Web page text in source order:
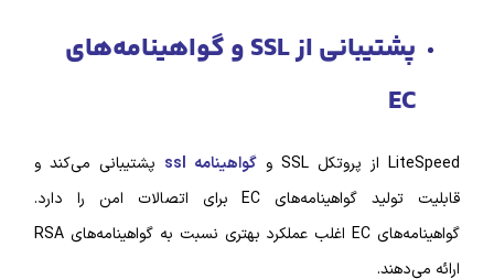
پشتیبانی از SSL و گواهینامه‌های
گواهینامه ssl
پشتیبانی می‌کند و
قابلیت تولید گواهینامه‌های EC برای اتصالات امن را دارد.
گواهینامه‌های EC اغلب عملکرد بهتری نسبت به گواهینامه‌های RSA